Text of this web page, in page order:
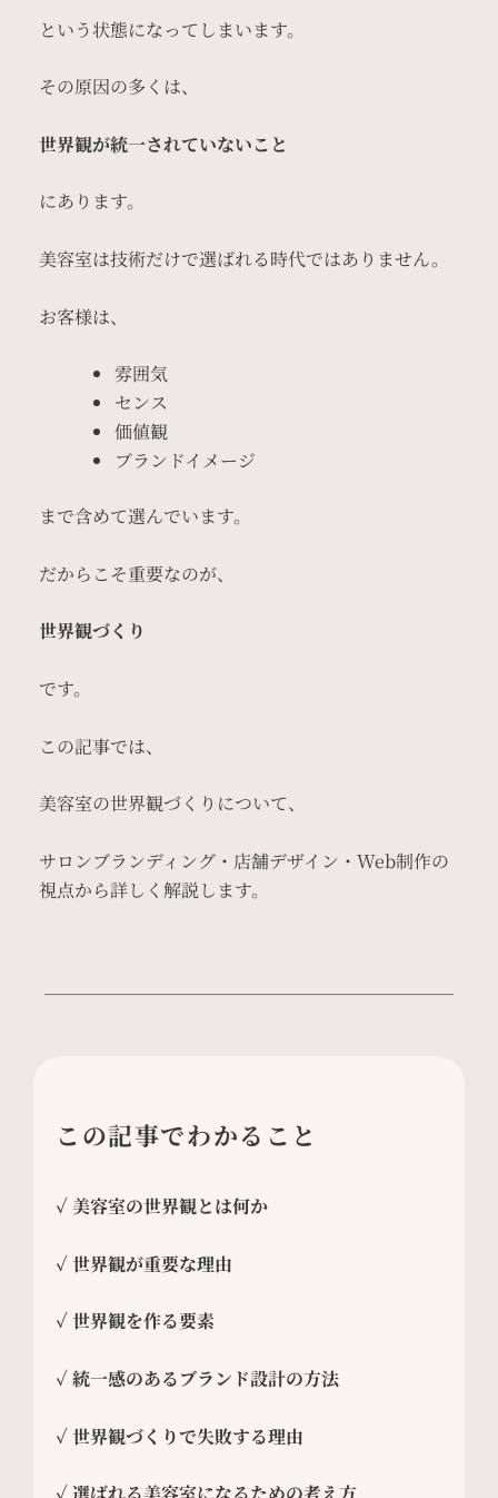
という状態になってしまいます。
その原因の多くは、
世界観が統一されていないこと
にあります。
美容室は技術だけで選ばれる時代ではありません。
お客様は、
雰囲気
センス
価値観
ブランドイメージ
まで含めて選んでいます。
だからこそ重要なのが、
世界観づくり
です。
この記事では、
美容室の世界観づくりについて、
サロンブランディング・店舗デザイン・Web制作の
視点から詳しく解説します。
この記事でわかること
✓ 美容室の世界観とは何か
✓ 世界観が重要な理由
✓ 世界観を作る要素
✓ 統一感のあるブランド設計の方法
✓ 世界観づくりで失敗する理由